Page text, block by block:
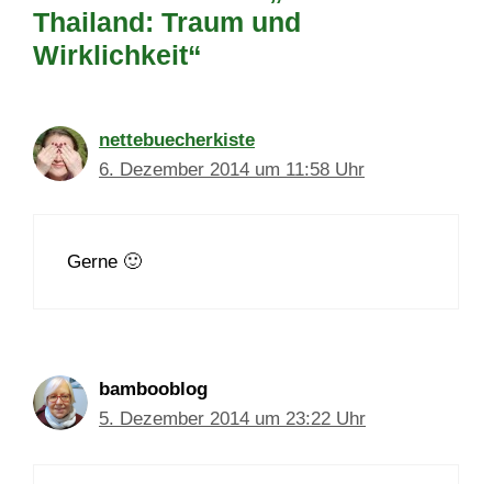
Thailand: Traum und
Wirklichkeit“
nettebuecherkiste
6. Dezember 2014 um 11:58 Uhr
Gerne 🙂
bambooblog
5. Dezember 2014 um 23:22 Uhr